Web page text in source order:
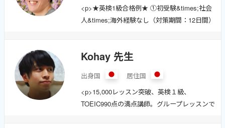
や「通じ合う楽しさ」を実感してきました。
現在は英語を学ぶ方々に、自信を持って会話
にレッスン内容を調整</stronâ¦
<p>★英検1級合格例★ ①初受験&times;社会
人&times;海外経験なし（対策期間：12日間）
間：20日間） &rarr;1次後に初レッスン。2次
受験&times;社会人&times;海外経験あり（対
策期間：7ヵ月） &rarr;論理展開が課題。7ヵ
月間で飛躍的な成長を！1級2次試験合格！
Kohay 先生
出身国
居住国
<p>15,000レッスン突破、英検１級、
TOEIC990点の満点講師。グループレッスンで